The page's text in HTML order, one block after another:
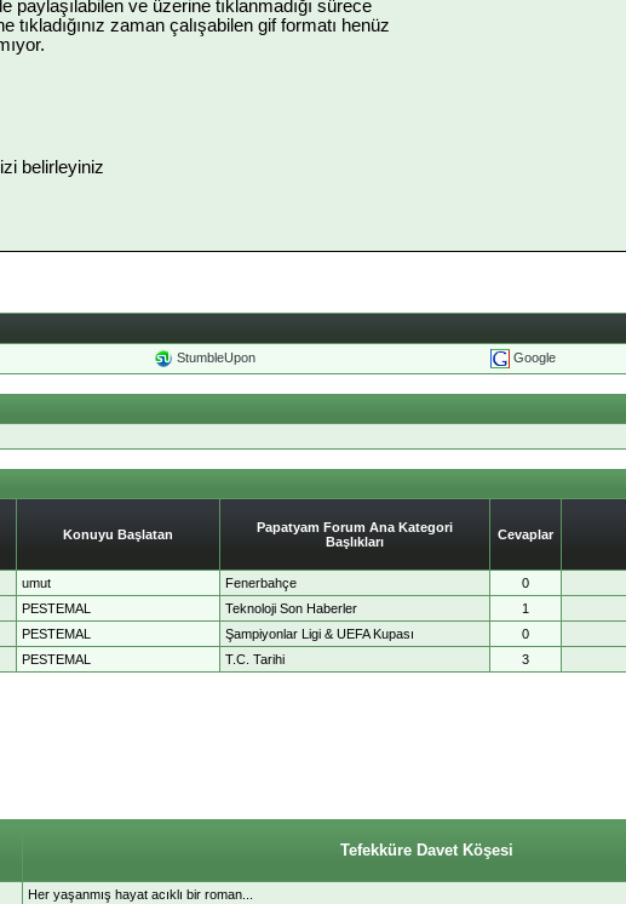
paylaşılabilen ve üzerine tıklanmadığı sürece
tıkladığınız zaman çalışabilen gif formatı henüz
belirleyiniz
StumbleUpon Google
Konuyu Başlatan
Papatyam Forum Ana Kategori
Başlıkları
Cevaplar
umut Fenerbahçe 0
PESTEMAL Teknoloji Son Haberler 1
PESTEMAL Şampiyonlar Ligi & UEFA Kupası 0
PESTEMAL T.C. Tarihi 3
Tefekküre Davet Köşesi
Her yaşanmış hayat acıklı bir roman...